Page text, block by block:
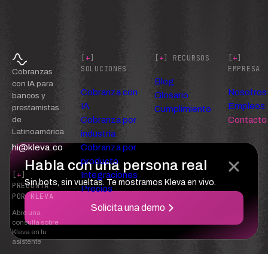
Habla con una persona real
Sin bots, sin vueltas. Te mostramos Kleva en vivo.
Solicita una demo
Cobranzas
con IA para
bancos y
prestamistas
de
Latinoamérica
hi@kleva.co
[+]
PREGUNTA
POR KLEVA
Abre una
consulta sobre
Kleva en tu
asistente
[+]
SOLUCIONES
Cobranza con
IA
Cobranza por
industria
Cobranza por
producto
Integraciones
Precios
[+] RECURSOS
Blog
Glosario
Cumplimiento
[+]
EMPRESA
Nosotros
Empleos
Contacto